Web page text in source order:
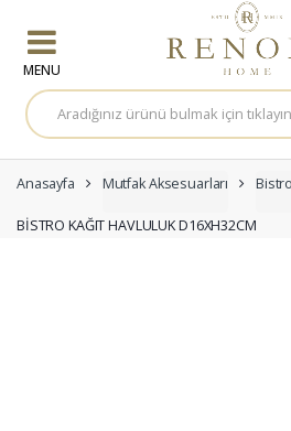
A
r
a
a
:
Anasayfa Mutfak Aksesuarları
BİSTRO KAĞIT HAVLULUK D16XH32CM